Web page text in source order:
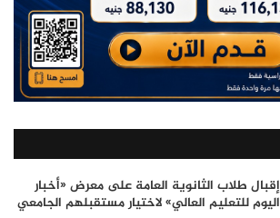
إقبال طلاب الثانوية العامة على معرض «أخبار
اليوم للتعليم العالي» لاختيار مستقبلهم الجامعي